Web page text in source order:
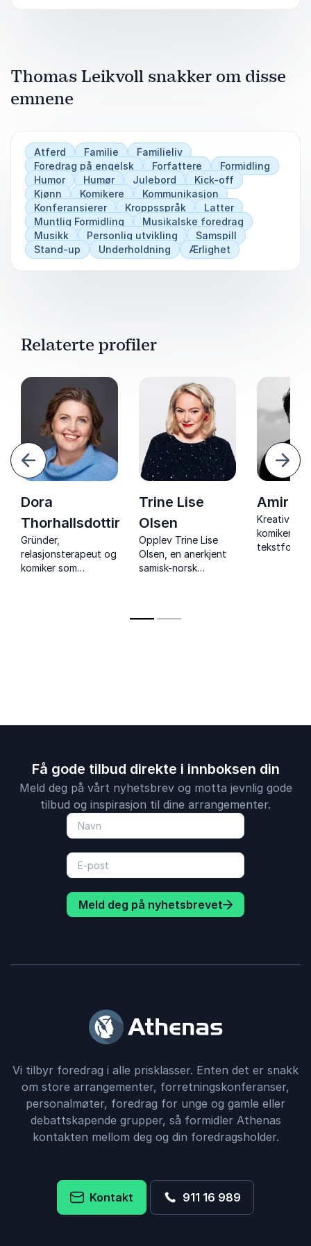
fra start til slutt.
Thomas Leikvoll snakker om disse
emnene
Atferd Familie
Familieliv
Foredrag på engelsk
Forfattere
Formidling
Humor
Humør Julebord
Kick-off
Kjønn
Komikere
Kommunikasjon
Konferansierer
Kroppsspråk
Latter
Muntlig Formidling
Musikalske foredrag
Musikk
Personlig utvikling
Samspill
Stand-up
Underholdning Ærlighet
Relaterte profiler
Dora
Thorhallsdottir
Gründer,
relasjonsterapeut og
komiker som
Trine Lise
Olsen
Opplev Trine Lise
Olsen, en anerkjent
samisk-norsk
sin unike humor og
Amir
Kreativ
komiker og
Få gode tilbud direkte i innboksen din
Meld deg på vårt nyhetsbrev og motta jevnlig gode
tilbud og inspirasjon til dine arrangementer.
Meld deg på nyhetsbrevet
Vi tilbyr foredrag i alle prisklasser. Enten det er snakk
om store arrangementer, forretningskonferanser,
personalmøter, foredrag for unge og gamle eller
debattskapende grupper, så formidler Athenas
kontakten mellom deg og din foredragsholder.
Kontakt 911 16 989